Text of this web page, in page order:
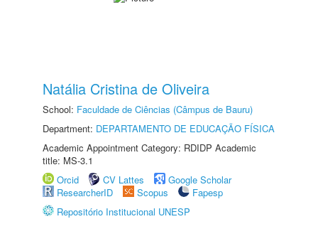
Natália Cristina de Oliveira
School: Faculdade de Ciências (Câmpus de Bauru)
Department: DEPARTAMENTO DE EDUCAÇÃO FÍSICA
Academic Appointment Category: RDIDP Academic
title: MS-3.1
Orcid
CV Lattes
Google Scholar
ResearcherID
Scopus
Fapesp
Repositório Institucional UNESP